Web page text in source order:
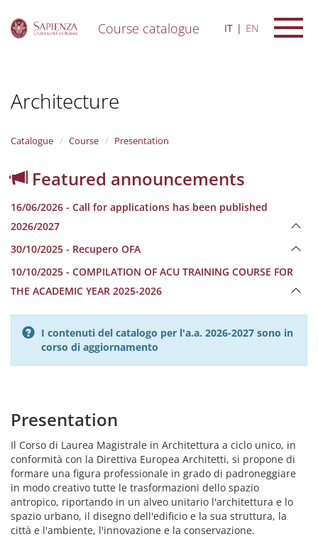
Course catalogue IT EN
Architecture
Catalogue Course Presentation
Featured announcements
16/06/2026 - Call for applications has been published
2026/2027
30/10/2025 - Recupero OFA
10/10/2025 - COMPILATION OF ACU TRAINING COURSE FOR
THE ACADEMIC YEAR 2025-2026
I contenuti del catalogo per l'a.a. 2026-2027 sono in
corso di aggiornamento
Presentation
Il Corso di Laurea Magistrale in Architettura a ciclo unico, in
conformità con la Direttiva Europea Architetti, si propone di
formare una figura professionale in grado di padroneggiare
in modo creativo tutte le trasformazioni dello spazio
antropico, riportando in un alveo unitario l'architettura e lo
spazio urbano, il disegno dell'edificio e la sua struttura, la
città e l'ambiente, l'innovazione e la conservazione.